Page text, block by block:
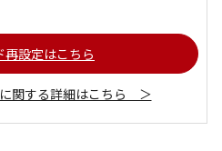
再設定はこちら
関する詳細はこちら ＞